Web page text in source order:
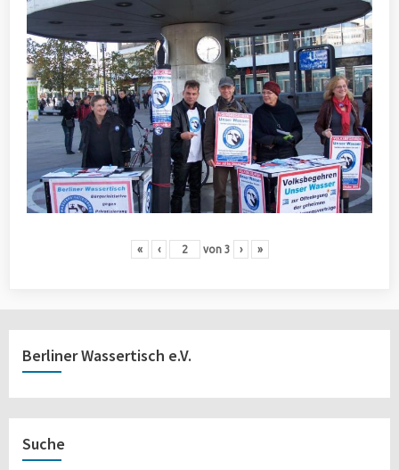
« ‹ von 3 › »
Berliner Wassertisch e.V.
Suche